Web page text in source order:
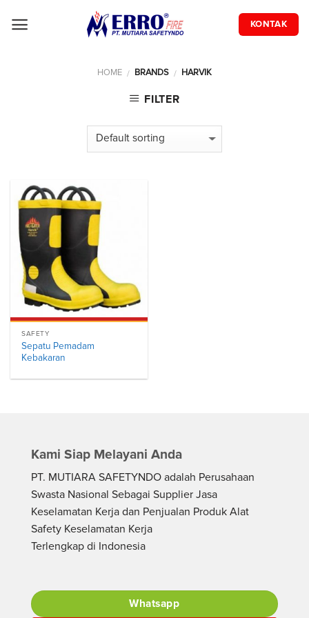
KONTAK
HOME / BRANDS / HARVIK
FILTER
SAFETY
Sepatu Pemadam
Kebakaran
Kami Siap Melayani Anda
PT. MUTIARA SAFETYNDO adalah Perusahaan
Swasta Nasional Sebagai Supplier Jasa
Keselamatan Kerja dan Penjualan Produk Alat
Safety Keselamatan Kerja
Terlengkap di Indonesia
Whatsapp